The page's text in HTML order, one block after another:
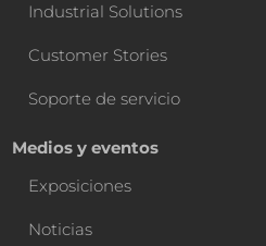
Industrial Solutions
Customer Stories
Soporte de servicio
Medios y eventos
Exposiciones
Noticias